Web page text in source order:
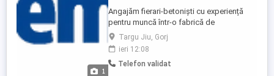
1
Angajăm fierari-betoniști cu experiență
pentru muncă într-o fabrică de
prefabricate din beton în Belgia regiunea
Limburg. Oferim: * salariu de la 14 net oră
(în funcție de experiență și competențe); *
aproximativ 50 55 ore de lucru pe
Targu Jiu, Gorj
ieri 12:08
Telefon validat